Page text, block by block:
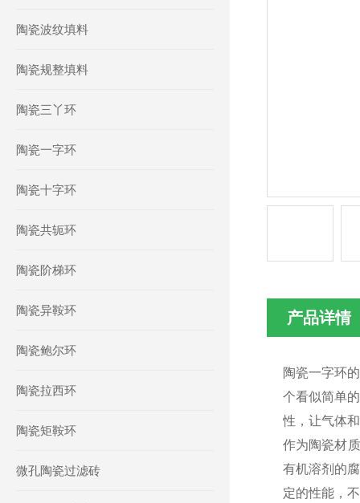
陶瓷波纹填料
陶瓷规整填料
陶瓷三丫环
陶瓷一字环
陶瓷十字环
陶瓷共轭环
陶瓷阶梯环
陶瓷异鞍环
陶瓷鲍尔环
陶瓷拉西环
陶瓷矩鞍环
微孔陶瓷过滤砖
产品详情
陶瓷一字环
个看似简单
性，让气体
作为陶瓷材
有机溶剂的
定的性能，